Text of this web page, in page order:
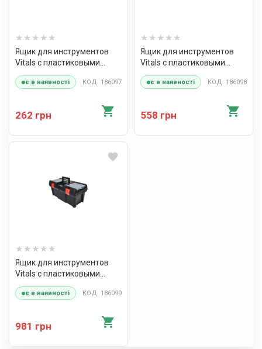
Ящик для инструментов
Vitals с пластиковыми
замками 12" TB-312
є в наявності КОД: 186097
262 грн
Ящик для инструментов
Vitals с пластиковыми
замками 16" TB-415
є в наявності КОД: 186098
558 грн
Ящик для инструментов
Vitals с пластиковыми
замками 20" TB-525
є в наявності КОД: 186099
981 грн